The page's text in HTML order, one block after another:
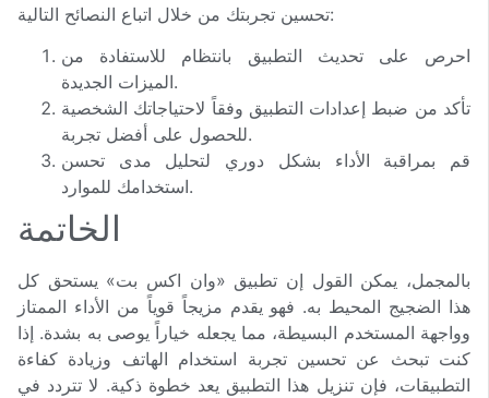
تحسين تجربتك من خلال اتباع النصائح التالية:
احرص على تحديث التطبيق بانتظام للاستفادة من
الميزات الجديدة.
تأكد من ضبط إعدادات التطبيق وفقاً لاحتياجاتك الشخصية
للحصول على أفضل تجربة.
قم بمراقبة الأداء بشكل دوري لتحليل مدى تحسن
استخدامك للموارد.
الخاتمة
بالمجمل، يمكن القول إن تطبيق «وان اكس بت» يستحق كل
هذا الضجيج المحيط به. فهو يقدم مزيجاً قوياً من الأداء الممتاز
وواجهة المستخدم البسيطة، مما يجعله خياراً يوصى به بشدة. إذا
كنت تبحث عن تحسين تجربة استخدام الهاتف وزيادة كفاءة
التطبيقات، فإن تنزيل هذا التطبيق يعد خطوة ذكية. لا تتردد في